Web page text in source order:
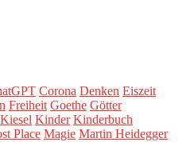
Corona Denken Eiszeit
Freiheit Goethe Götter
Kiesel Kinder Kinderbuch
Place Magie Martin Heidegger